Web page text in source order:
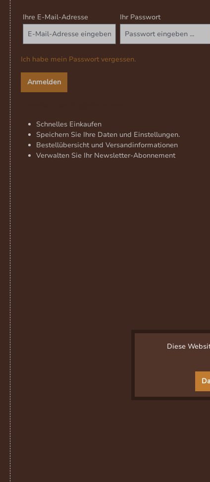
Ihre E-Mail-Adresse Ihr Passwort
Ich habe mein Passwort vergessen.
Anmelden
Schnelles Einkaufen
Speichern Sie Ihre Daten und Einstellungen.
Bestellübersicht und Versandinformationen
Verwalten Sie Ihr Newsletter-Abonnement
Diese